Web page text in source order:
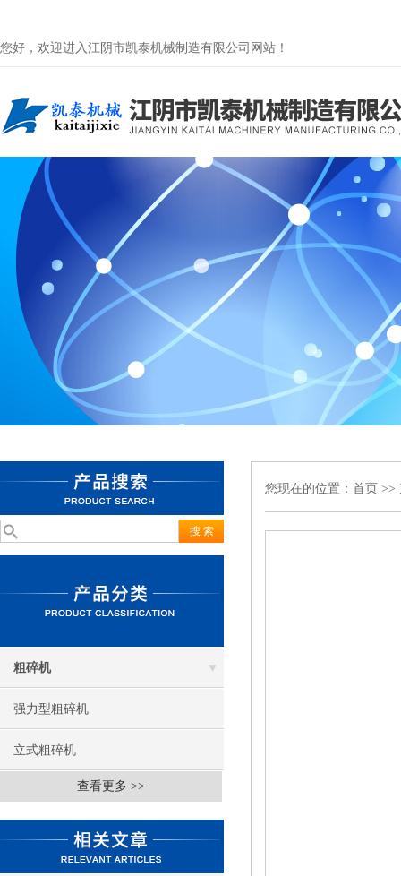
您好，欢迎进入江阴市凯泰机械制造有限公司网站！
粗碎机
强力型粗碎机
立式粗碎机
查看更多 >>
您现在的位置： 首页 >>